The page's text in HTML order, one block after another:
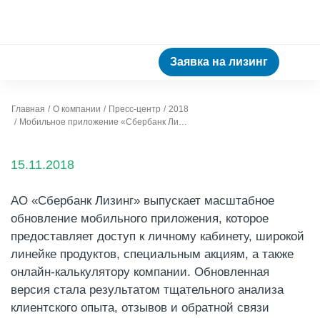
Заявка на лизинг
Главная О компании Пресс-центр
2018
Мобильное приложение «Сбербанк Лизинг» стало ещё удобнее
15.11.2018
АО «Сбербанк Лизинг» выпускает масштабное
обновление мобильного приложения, которое
предоставляет доступ к личному кабинету, широкой
линейке продуктов, специальным акциям, а также
онлайн-калькулятору компании. Обновленная
версия стала результатом тщательного анализа
клиентского опыта, отзывов и обратной связи